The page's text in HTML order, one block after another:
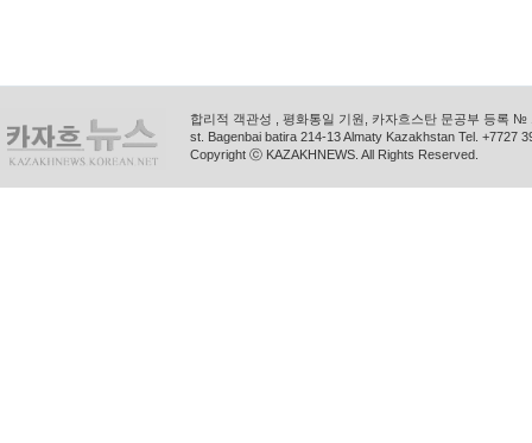
합리적 객관성 , 평화통일 기원, 카자흐스탄 문공부 등록
st. Bagenbai batira 214-13 Almaty Kazakhstan Tel. +7727
Copyright ⓒ KAZAKHNEWS. All Rights Reserved.